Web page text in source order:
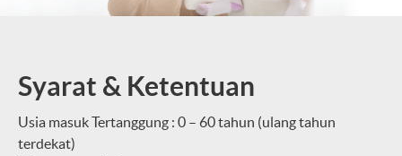
Syarat & Ketentuan
Usia masuk Tertanggung : 0 – 60 tahun (ulang tahun
terdekat)